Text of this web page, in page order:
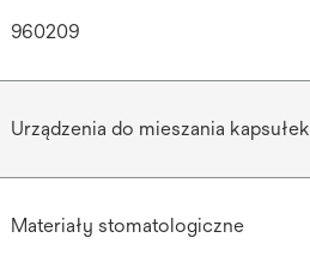
960209
Urządzenia do mieszania kapsułek
Materiały stomatologiczne